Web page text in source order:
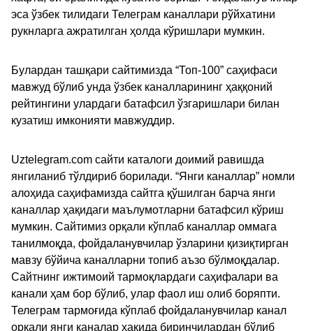
эса ўзбек тилидаги Телеграм каналлари рўйхатини
рукнларга ажратилган ҳолда кўришлари мумкин.
Булардан ташқари сайтимизда “Топ-100” саҳифаси
мавжуд бўлиб унда ўзбек каналларининг ҳаққоний
рейтингини улардаги батафсил ўзгаришлари билан
кузатиш имконияти мавжуддир.
Uztelegram.com сайти каталоги доимий равишда
янгиланиб тўлдириб борилади. “Янги каналлар” номли
алоҳида саҳифамизда сайтга қўшилган барча янги
каналлар ҳақидаги маълумотларни батафсил кўриш
мумкин. Сайтимиз орқали кўплаб каналлар оммага
танилмоқда, фойдаланувчилар ўзларини қизиқтирган
мавзу бўйича каналларни топиб аъзо бўлмоқдалар.
Сайтнинг ижтимоий тармоқлардаги саҳифалари ва
канали ҳам бор бўлиб, улар фаол иш олиб боряпти.
Телеграм тармоғида кўплаб фойдаланувчилар канал
орқали янги каналар ҳақида биринчилардан бўлиб